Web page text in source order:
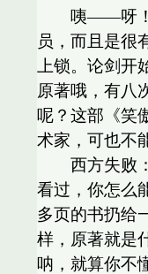
咦——呀！一
员，而且是
上锁。论剑
原著哦，有八
呢？这部《笑
术家，可也不
西方失败：
看过，你怎么
多页的书扔
样，原著就是
呐，就算你不